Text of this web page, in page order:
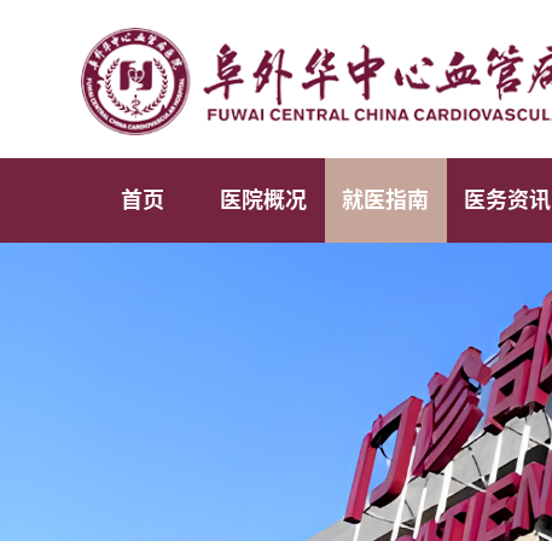
首页 医院概况 就医指南 医务资讯